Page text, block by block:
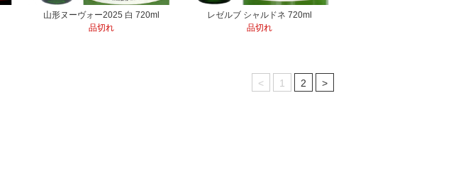
山形ヌーヴォー2025 白 720ml
品切れ
レゼルブ シャルドネ 720ml
品切れ
< 1 2 >